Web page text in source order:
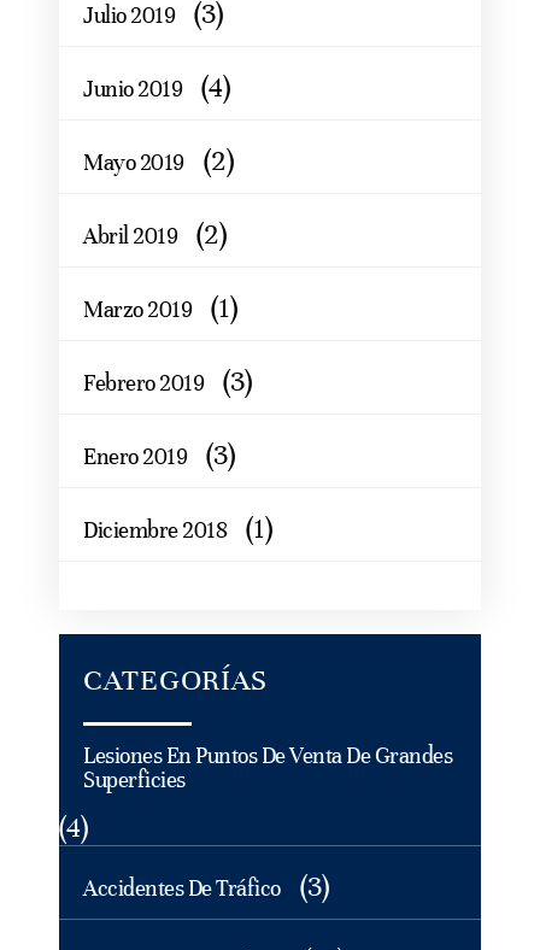
Julio 2019 (3)
Junio 2019 (4)
Mayo 2019 (2)
Abril 2019 (2)
Marzo 2019 (1)
Febrero 2019 (3)
Enero 2019 (3)
Diciembre 2018 (1)
CATEGORÍAS
Lesiones En Puntos De Venta De Grandes
Superficies
(4)
Accidentes De Tráfico (3)